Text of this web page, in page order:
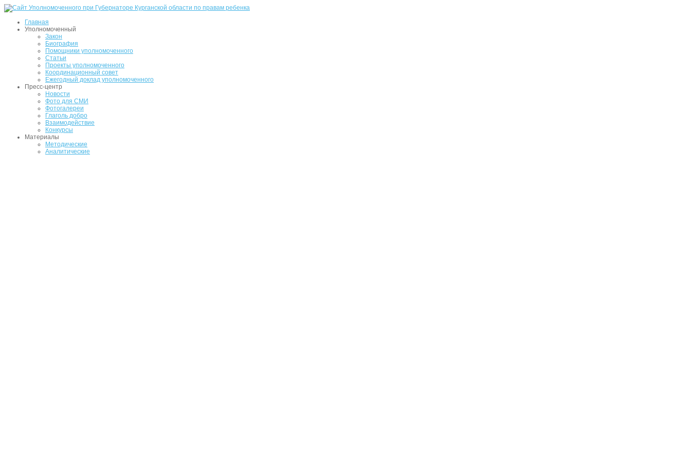
Главная
Уполномоченный
Закон
Биография
Помощники уполномоченного
Статьи
Проекты уполномоченного
Координационный совет
Ежегодный доклад уполномоченного
Пресс-центр
Новости
Фото для СМИ
Фотогалереи
Глаголь добро
Взаимодействие
Конкурсы
Материалы
Методические
Аналитические